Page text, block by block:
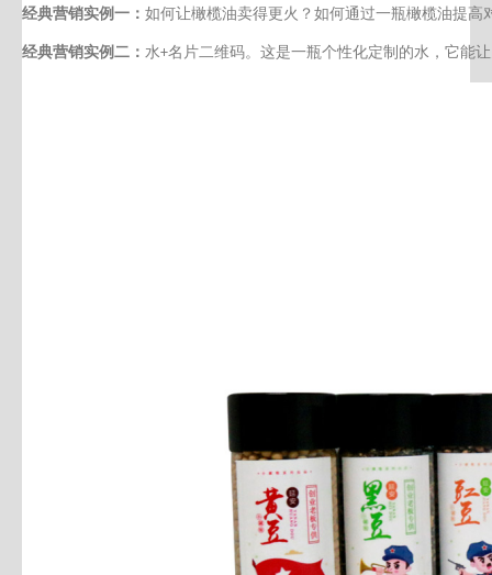
经典营销实例一： 如何让橄榄油卖得更火？如何通过一瓶橄榄油提
经典营销实例二： 水+名片二维码。这是一瓶个性化定制的水，它能